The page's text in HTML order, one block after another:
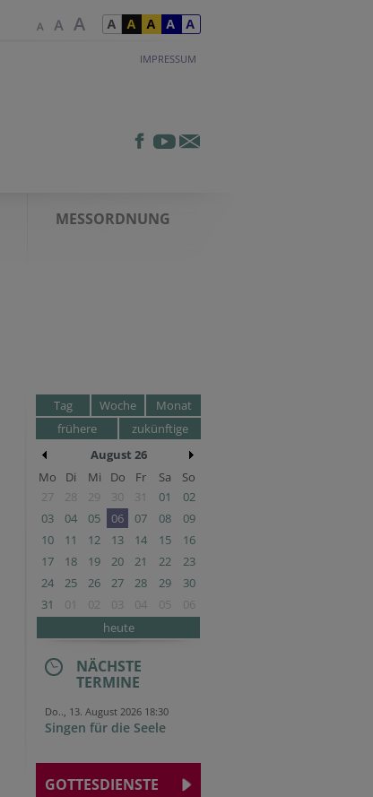
IMPRESSUM
MESSORDNUNG
Tag Woche
Monat
frühere
zukünftige
August 26
Mo
Di Mi Do Fr Sa
So
27
28 29 30 31 01
02
03
04 05 06 07 08
09
10
11 12 13 14 15
16
17
18 19 20 21 22
23
24
25 26 27 28 29
30
31
01 02 03 04 05
06
heute
NÄCHSTE
TERMINE
Do.., 13. August 2026 18:30
Singen für die Seele
GOTTESDIENSTE